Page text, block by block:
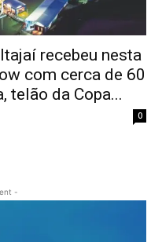
recebeu nesta
com cerca de 60
telão da Copa...
0
-